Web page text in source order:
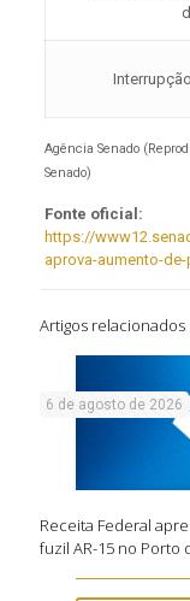
Agência Senado
Senado)
Fonte oficial:
https://
aprova-aumento-
Artigos relacionados
6 de agosto de 2026
Receita Federal
fuzil AR-15 no Porto